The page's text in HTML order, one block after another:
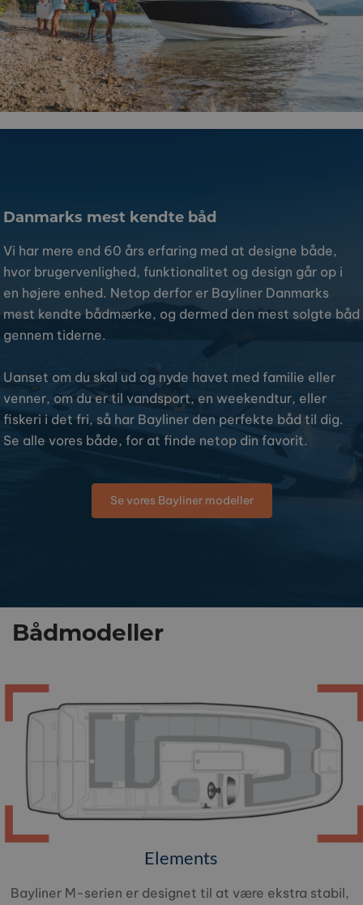
Danmarks mest kendte båd
Vi har mere end 60 års erfaring med at designe både,
hvor brugervenlighed, funktionalitet og design går op i
en højere enhed. Netop derfor er Bayliner Danmarks
mest kendte bådmærke, og dermed den mest solgte båd
gennem tiderne.
Uanset om du skal ud og nyde havet med familie eller
venner, om du er til vandsport, en weekendtur, eller
fiskeri i det fri, så har Bayliner den perfekte båd til dig.
Se alle vores både, for at finde netop din favorit.
Se vores Bayliner modeller
Bådmodeller
Elements
Bayliner M-serien er designet til at være ekstra stabil,